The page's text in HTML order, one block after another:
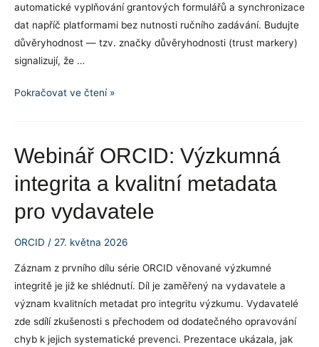
automatické vyplňování grantových formulářů a synchronizace
dat napříč platformami bez nutnosti ručního zadávání. Budujte
důvěryhodnost — tzv. značky důvěryhodnosti (trust markery)
signalizují, že …
Nové
K
čemu
slouží
ORCID?
Pokračovat ve čtení »
Webinář ORCID: Výzkumná
integrita a kvalitní metadata
pro vydavatele
ORCID / 27. května 2026
Záznam z prvního dílu série ORCID věnované výzkumné
integritě je již ke shlédnutí. Díl je zaměřený na vydavatele a
význam kvalitních metadat pro integritu výzkumu. Vydavatelé
zde sdílí zkušenosti s přechodem od dodatečného opravování
chyb k jejich systematické prevenci. Prezentace ukázala, jak